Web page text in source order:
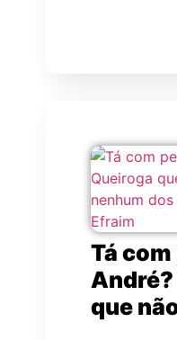
Tá
André?
que